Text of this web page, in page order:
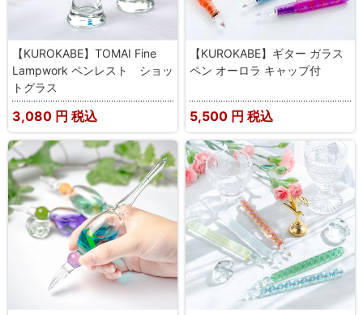
【KUROKABE】TOMAI Fine
Lampwork ペンレスト ショッ
トグラス
3,080 円 税込
【KUROKABE】ギター ガラス
ペン オーロラ キャップ付
5,500 円 税込